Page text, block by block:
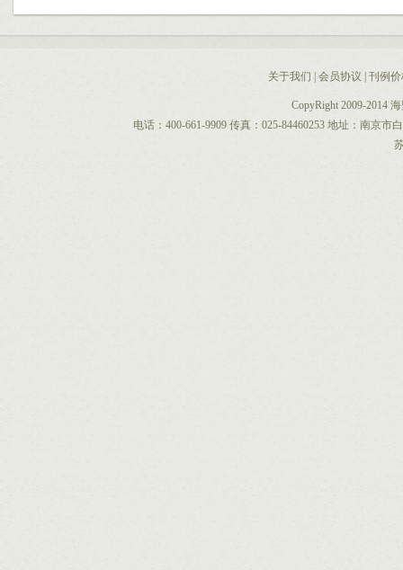
关于我们 会员协议 刊例
CopyRight 2009-2014
电话：400-661-9909 传真：025-84460253 地址：南京市